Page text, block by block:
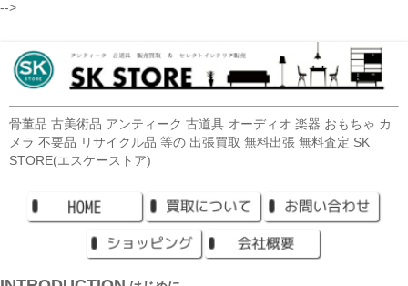
-->
骨董品 古美術品 アンティーク 古道具 オーディオ 楽器 おもちゃ カ
メラ 不要品 リサイクル品 等の 出張買取 無料出張 無料査定 SK
STORE(エスケーストア)